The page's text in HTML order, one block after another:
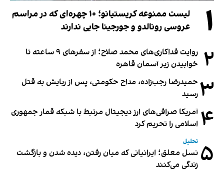
۱
لیست ممنوعه کریستیانو؛ ۱۰ چهره‌ای که در مراسم
عروسی رونالدو و جورجینا جایی ندارند
۲
روایت فداکاری‌های محمد صلاح؛ از سفرهای ۹ ساعته تا
خوابیدن زیر آسمان قاهره
۳ حمیدرضا رجب‌زاده، مداح حکومتی، پس از ربایش به قتل
رسید
۴ آمریکا صرافی‌های ارز دیجیتال مرتبط با شبکه قمار جمهوری
اسلامی را تحریم کرد
۵ تحلیل
نسل معلق؛ ایرانیانی که میان رفتن، دیده شدن و بازگشت
زندگی می‌کنند